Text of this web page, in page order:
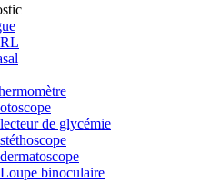
de glycémie
binoculaire